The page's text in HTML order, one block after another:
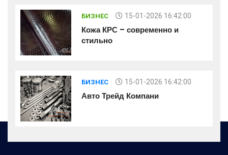
БИЗНЕС 15-01-2026 16:42:00
Кожа КРС – современно и
стильно
БИЗНЕС 15-01-2026 16:42:00
Авто Трейд Компани